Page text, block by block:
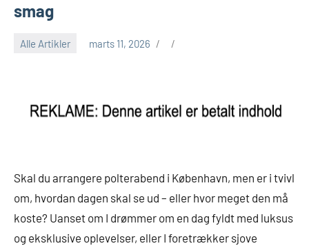
smag
Alle Artikler marts 11, 2026
Skal du arrangere polterabend i København, men er i tvivl
om, hvordan dagen skal se ud – eller hvor meget den må
koste? Uanset om I drømmer om en dag fyldt med luksus
og eksklusive oplevelser, eller I foretrækker sjove